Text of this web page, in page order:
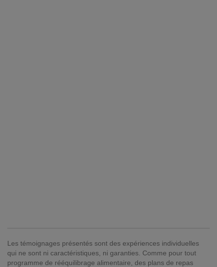
Les témoignages présentés sont des expériences individuelles
qui ne sont ni caractéristiques, ni garanties. Comme pour tout
programme de rééquilibrage alimentaire, des plans de repas